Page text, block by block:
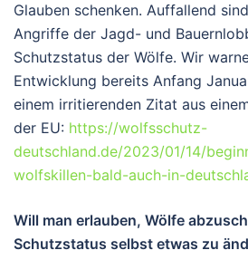
Glauben schenken. Auffallend
Angriffe der Jagd- und
Schutzstatus der Wölfe. Wir
Entwicklung bereits Anfang
einem irritierenden Zitat aus
der EU: https://wolfsschutz-
deutschland.de/2023/01/14/
wolfskillen-bald-auch-in-
Will man erlauben, Wölfe
Schutzstatus selbst etwas zu